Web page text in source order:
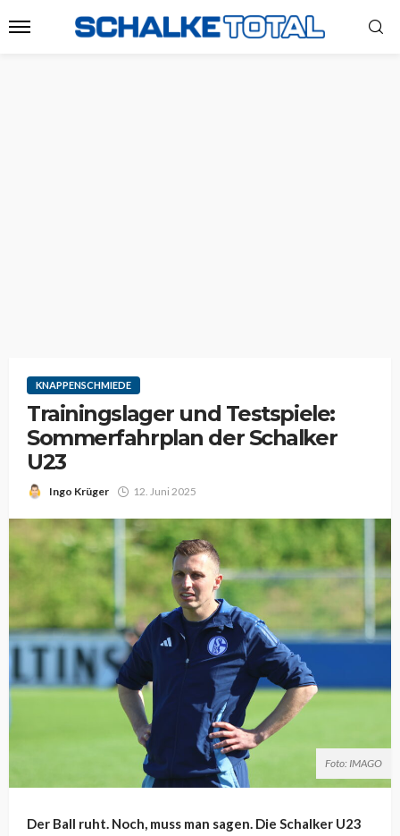
KNAPPENSCHMIEDE
Trainingslager und Testspiele:
Sommerfahrplan der Schalker
U23
Ingo Krüger 12. Juni 2025
Foto: IMAGO
Der Ball ruht. Noch, muss man sagen. Die Schalker U23